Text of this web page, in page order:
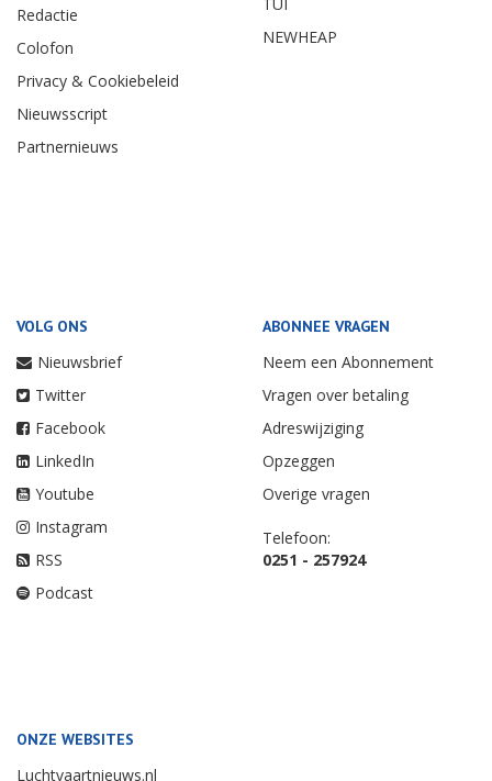
Redactie
Colofon
Privacy & Cookiebeleid
Nieuwsscript
Partnernieuws
NEWHEAP
VOLG ONS
Nieuwsbrief
Twitter
Facebook
LinkedIn
Youtube
Instagram
RSS
Podcast
ABONNEE VRAGEN
Neem een Abonnement
Vragen over betaling
Adreswijziging
Opzeggen
Overige vragen
Telefoon:
0251 - 257924
ONZE WEBSITES
Luchtvaartnieuws.nl